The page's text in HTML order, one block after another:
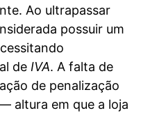
Ao ultrapassar
possuir um
de IVA. A falta de
de penalização
altura em que a loja